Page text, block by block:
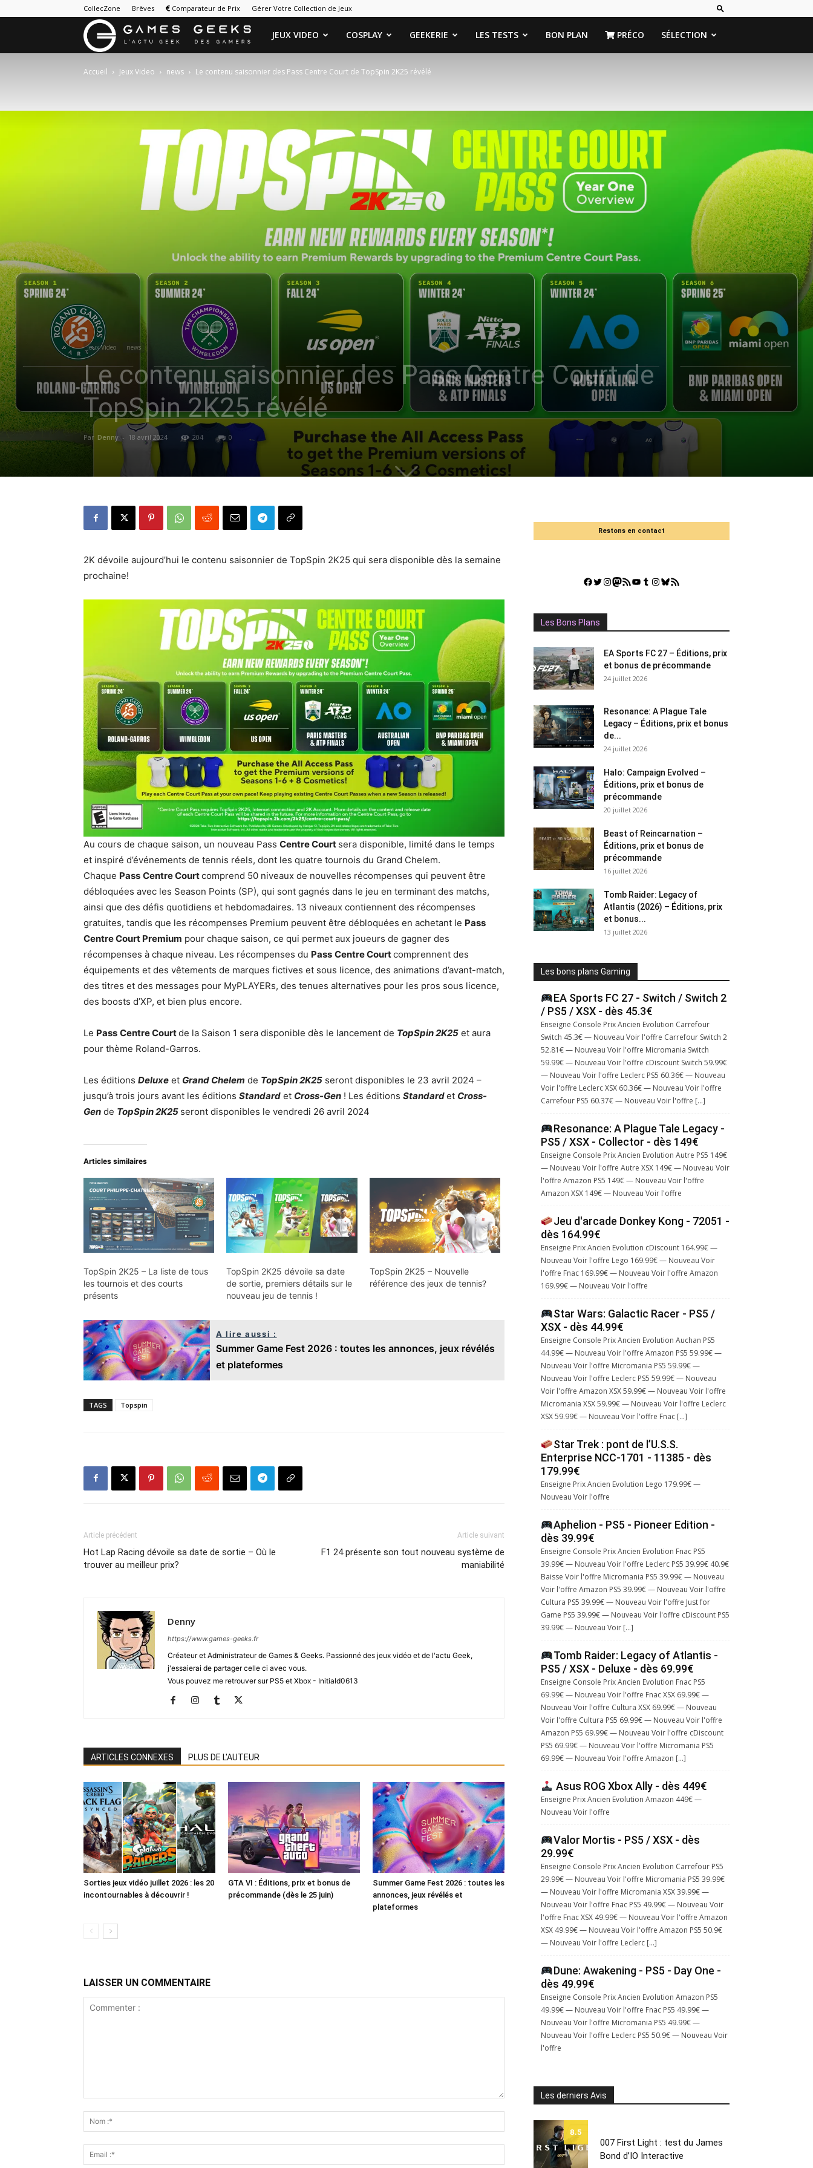
CollecZone Brèves Comparateur de Prix Gérer Votre Collection de Jeux
Games
&
JEUX VIDEO COSPLAY GEEKERIE LES TESTS BON PLAN PRÉCO SÉLECTION
Accueil Jeux Video news Le contenu saisonnier des Pass Centre Court de TopSpin 2K25 révélé
Jeux Video news
Le contenu saisonnier des Pass Centre Court de
TopSpin 2K25 révélé
Par Denny - 18 avril 2024 204 0
2K dévoile aujourd’hui le contenu saisonnier de TopSpin 2K25 qui sera disponible dès la semaine
prochaine!
Au cours de chaque saison, un nouveau Pass Centre Court sera disponible, limité dans le temps
et inspiré d’événements de tennis réels, dont les quatre tournois du Grand Chelem.
Chaque Pass Centre Courtcomprend 50 niveaux de nouvelles récompenses qui peuvent être
débloquées avec les Season Points (SP), qui sont gagnés dans le jeu en terminant des matchs,
ainsi que des défis quotidiens et hebdomadaires. 13 niveaux contiennent des récompenses
gratuites, tandis que les récompenses Premium peuvent être débloquées en achetant le Pass
Centre Court Premium pour chaque saison, ce qui permet aux joueurs de gagner des
récompenses à chaque niveau. Les récompenses du Pass Centre Courtcomprennent des
équipements et des vêtements de marques fictives et sous licence, des animations d’avant-match,
des titres et des messages pour MyPLAYERs, des tenues alternatives pour les pros sous licence,
des boosts d’XP, et bien plus encore.
Le Pass Centre Courtde la Saison 1 sera disponible dès le lancement de TopSpin 2K25 et aura
pour thème Roland-Garros.
Les éditions Deluxe et Grand Chelem de TopSpin 2K25 seront disponibles le 23 avril 2024 –
jusqu’à trois jours avant les éditions Standard et Cross-Gen ! Les éditions Standardet Cross-
Gen de TopSpin 2K25 seront disponibles le vendredi 26 avril 2024
Articles similaires
TopSpin 2K25 – La liste de tous
les tournois et des courts
présents
TopSpin 2K25 dévoile sa date
de sortie, premiers détails sur le
nouveau jeu de tennis !
TopSpin 2K25 – Nouvelle
référence des jeux de tennis?
A lire aussi :
Summer Game Fest 2026 : toutes les annonces, jeux révélés
et plateformes
TAGS Topspin
Article précédent
Hot Lap Racing dévoile sa date de sortie – Où le
trouver au meilleur prix?
Article suivant
F1 24 présente son tout nouveau système de
maniabilité
Denny
https://www.games-geeks.fr
Créateur et Administrateur de Games & Geeks. Passionné des jeux vidéo et de l'actu Geek,
j'essaierai de partager celle ci avec vous.
Vous pouvez me retrouver sur PS5 et Xbox - Initiald0613
ARTICLES CONNEXES PLUS DE L'AUTEUR
Sorties jeux vidéo juillet 2026 : les 20
incontournables à découvrir !
GTA VI : Éditions, prix et bonus de
précommande (dès le 25 juin)
Summer Game Fest 2026 : toutes les
annonces, jeux révélés et
plateformes
LAISSER UN COMMENTAIRE
Restons en contact
Facebook
Twitter
Instagram
Mastodon
Flux RSSYouTube
Tumblr
Instagram
Bluesky
GestGame
Les Bons Plans
EA Sports FC 27 – Éditions, prix
et bonus de précommande
24 juillet 2026
Resonance: A Plague Tale
Legacy – Éditions, prix et bonus
de...
24 juillet 2026
Halo: Campaign Evolved –
Éditions, prix et bonus de
précommande
20 juillet 2026
Beast of Reincarnation –
Éditions, prix et bonus de
précommande
16 juillet 2026
Tomb Raider: Legacy of
Atlantis (2026) – Éditions, prix
et bonus...
13 juillet 2026
Les bons plans Gaming
EA Sports FC 27 - Switch / Switch 2
/ PS5 / XSX - dès 45.3€
Enseigne Console Prix Ancien Evolution Carrefour
Switch 45.3€ — Nouveau Voir l'offre Carrefour Switch 2
52.81€ — Nouveau Voir l'offre Micromania Switch
59.99€ — Nouveau Voir l'offre cDiscount Switch 59.99€
— Nouveau Voir l'offre Leclerc PS5 60.36€ — Nouveau
Voir l'offre Leclerc XSX 60.36€ — Nouveau Voir l'offre
Carrefour PS5 60.37€ — Nouveau Voir l'offre […]
Resonance: A Plague Tale Legacy -
PS5 / XSX - Collector - dès 149€
Enseigne Console Prix Ancien Evolution Autre PS5 149€
— Nouveau Voir l'offre Autre XSX 149€ — Nouveau Voir
l'offre Amazon PS5 149€ — Nouveau Voir l'offre
Amazon XSX 149€ — Nouveau Voir l'offre
Jeu d'arcade Donkey Kong - 72051 -
dès 164.99€
Enseigne Prix Ancien Evolution cDiscount 164.99€ —
Nouveau Voir l'offre Lego 169.99€ — Nouveau Voir
l'offre Fnac 169.99€ — Nouveau Voir l'offre Amazon
169.99€ — Nouveau Voir l'offre
Star Wars: Galactic Racer - PS5 /
XSX - dès 44.99€
Enseigne Console Prix Ancien Evolution Auchan PS5
44.99€ — Nouveau Voir l'offre Amazon PS5 59.99€ —
Nouveau Voir l'offre Micromania PS5 59.99€ —
Nouveau Voir l'offre Leclerc PS5 59.99€ — Nouveau
Voir l'offre Amazon XSX 59.99€ — Nouveau Voir l'offre
Micromania XSX 59.99€ — Nouveau Voir l'offre Leclerc
XSX 59.99€ — Nouveau Voir l'offre Fnac […]
Star Trek : pont de l’U.S.S.
Enterprise NCC-1701 - 11385 - dès
179.99€
Enseigne Prix Ancien Evolution Lego 179.99€ —
Nouveau Voir l'offre
Aphelion - PS5 - Pioneer Edition -
dès 39.99€
Enseigne Console Prix Ancien Evolution Fnac PS5
39.99€ — Nouveau Voir l'offre Leclerc PS5 39.99€ 40.9€
Baisse Voir l'offre Micromania PS5 39.99€ — Nouveau
Voir l'offre Amazon PS5 39.99€ — Nouveau Voir l'offre
Cultura PS5 39.99€ — Nouveau Voir l'offre Just for
Game PS5 39.99€ — Nouveau Voir l'offre cDiscount PS5
39.99€ — Nouveau Voir […]
Tomb Raider: Legacy of Atlantis -
PS5 / XSX - Deluxe - dès 69.99€
Enseigne Console Prix Ancien Evolution Fnac PS5
69.99€ — Nouveau Voir l'offre Fnac XSX 69.99€ —
Nouveau Voir l'offre Cultura XSX 69.99€ — Nouveau
Voir l'offre Cultura PS5 69.99€ — Nouveau Voir l'offre
Amazon PS5 69.99€ — Nouveau Voir l'offre cDiscount
PS5 69.99€ — Nouveau Voir l'offre Micromania PS5
69.99€ — Nouveau Voir l'offre Amazon […]
Asus ROG Xbox Ally - dès 449€
Enseigne Prix Ancien Evolution Amazon 449€ —
Nouveau Voir l'offre
Valor Mortis - PS5 / XSX - dès
29.99€
Enseigne Console Prix Ancien Evolution Carrefour PS5
29.99€ — Nouveau Voir l'offre Micromania PS5 39.99€
— Nouveau Voir l'offre Micromania XSX 39.99€ —
Nouveau Voir l'offre Fnac PS5 49.99€ — Nouveau Voir
l'offre Fnac XSX 49.99€ — Nouveau Voir l'offre Amazon
XSX 49.99€ — Nouveau Voir l'offre Amazon PS5 50.9€
— Nouveau Voir l'offre Leclerc […]
Dune: Awakening - PS5 - Day One -
dès 49.99€
Enseigne Console Prix Ancien Evolution Amazon PS5
49.99€ — Nouveau Voir l'offre Fnac PS5 49.99€ —
Nouveau Voir l'offre Micromania PS5 49.99€ —
Nouveau Voir l'offre Leclerc PS5 50.9€ — Nouveau Voir
l'offre
Les derniers Avis
8.5
007 First Light : test du James
Bond d’IO Interactive